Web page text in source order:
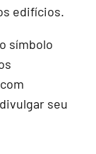
edifícios.
símbolo
seu